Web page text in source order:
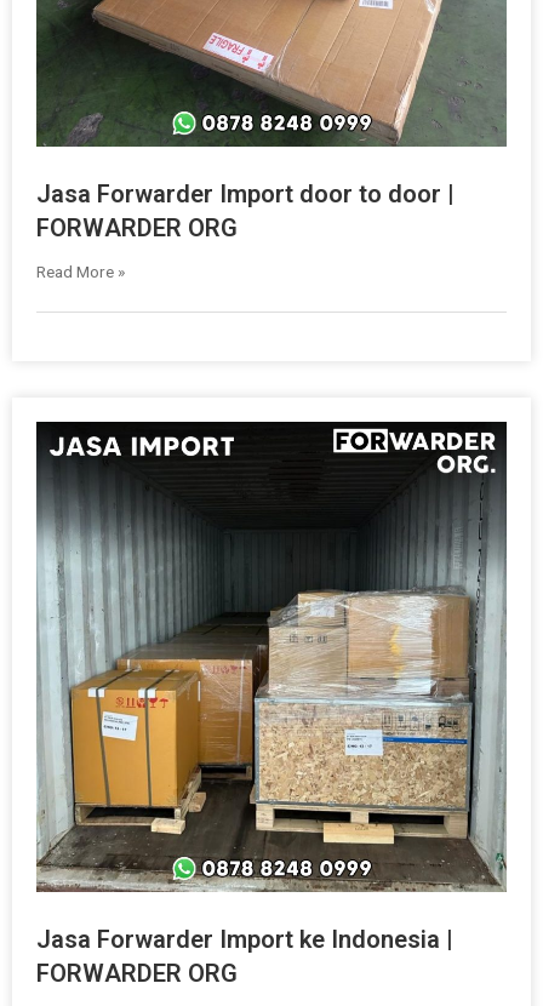
Jasa Forwarder Import door to door |
FORWARDER ORG
Read More »
Jasa Forwarder Import ke Indonesia |
FORWARDER ORG